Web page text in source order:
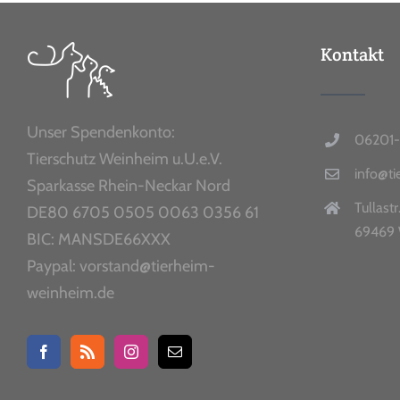
Unser Spendenkonto:
Tierschutz Weinheim u.U.e.V.
Sparkasse Rhein-Neckar Nord
DE80 6705 0505 0063 0356 61
BIC: MANSDE66XXX
Paypal: vorstand@tierheim-
weinheim.de
Kontakt
69469